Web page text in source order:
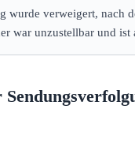
wurde verweigert, nach
war unzustellbar und